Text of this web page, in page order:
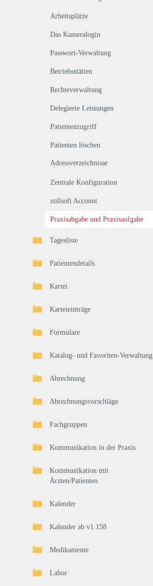
Arbeitsplätze
Das Kameralogin
Passwort-Verwaltung
Betriebsstätten
Rechteverwaltung
Delegierte Leistungen
Patientenzugriff
Patienten löschen
Adressverzeichnisse
Zentrale Konfiguration
zollsoft Account
Praxisabgabe und Praxisaufgabe
Tagesliste
Patientendetails
Kartei
Karteieinträge
Formulare
Katalog- und Favoriten-Verwaltung
Abrechnung
Abrechnungsvorschläge
Fachgruppen
Kommunikation in der Praxis
Kommunikation mit
Ärzten/Patienten
Kalender
Kalender ab v1.158
Medikamente
Labor